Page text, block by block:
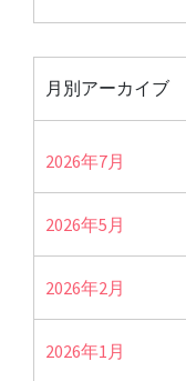
月別アーカイブ
2026年7月
2026年5月
2026年2月
2026年1月